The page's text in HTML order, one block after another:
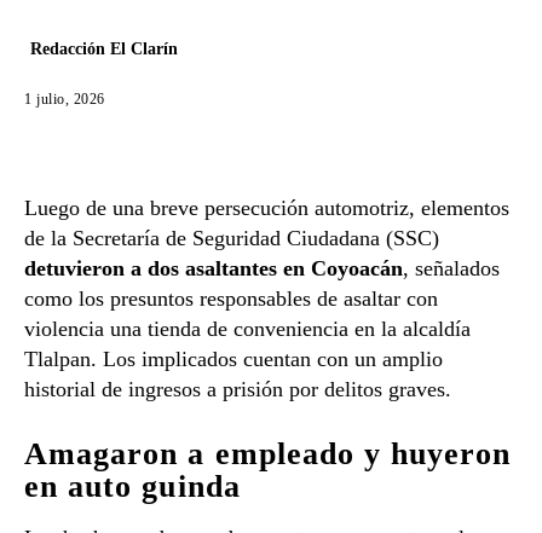
Redacción El Clarín
1 julio, 2026
Luego de una breve persecución automotriz, elementos
de la Secretaría de Seguridad Ciudadana (SSC)
detuvieron a dos asaltantes en Coyoacán, señalados
como los presuntos responsables de asaltar con
violencia una tienda de conveniencia en la alcaldía
Tlalpan. Los implicados cuentan con un amplio
historial de ingresos a prisión por delitos graves.
Amagaron a empleado y huyeron
en auto guinda